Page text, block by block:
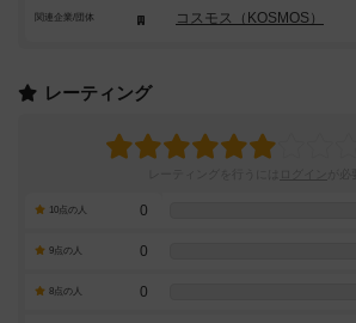
関連企業/団体 コスモス（KOSMOS）
レーティング
10点の人 0
9点の人 0
8点の人 0